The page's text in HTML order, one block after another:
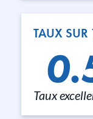
TAUX SUR
Taux